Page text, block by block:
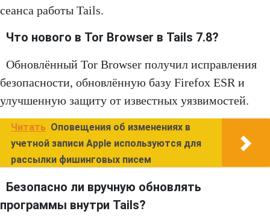
сеанса работы Tails.
Что нового в Tor Browser в Tails 7.8?
Обновлённый Tor Browser получил исправления
безопасности, обновлённую базу Firefox ESR и
улучшенную защиту от известных уязвимостей.
Читать Оповещения об изменениях в
учетной записи Apple используются для
рассылки фишинговых писем
Безопасно ли вручную обновлять
программы внутри Tails?